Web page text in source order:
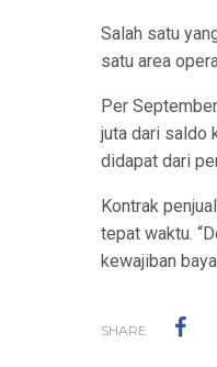
Salah satu
satu area
Per
juta dari saldo
didapat dari
Kontrak
tepat waktu.
kewajiban
SHARE